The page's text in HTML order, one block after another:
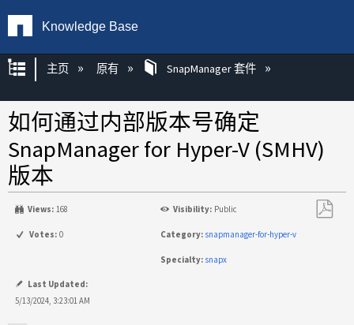
Knowledge Base
扩展/隐缩全局层次
主页 原有 SnapManager 套件
如何通过内部版本号确定
SnapManager for Hyper-V (SMHV)
版本
Views: 168 Visibility: Public
Votes: 0 Category: snapmanager-for-hyper-v
Specialty: snapx
Last Updated:
5/13/2024, 3:23:01 AM